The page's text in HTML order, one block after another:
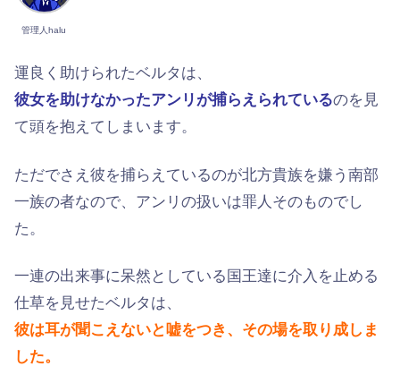
管理人halu
運良く助けられたベルタは、
彼女を助けなかったアンリが捕らえられているのを見
て頭を抱えてしまいます。
ただでさえ彼を捕らえているのが北方貴族を嫌う南部
一族の者なので、アンリの扱いは罪人そのものでし
た。
一連の出来事に呆然としている国王達に介入を止める
仕草を見せたベルタは、
彼は耳が聞こえないと嘘をつき、その場を取り成しま
した。